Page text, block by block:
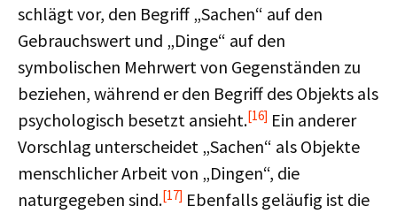
schlägt vor, den Begriff „Sachen“ auf den
Gebrauchswert und „Dinge“ auf den
symbolischen Mehrwert von Gegenständen zu
beziehen, während er den Begriff des Objekts als
psychologisch besetzt ansieht.[16] Ein anderer
Vorschlag unterscheidet „Sachen“ als Objekte
menschlicher Arbeit von „Dingen“, die
naturgegeben sind.[17] Ebenfalls geläufig ist die